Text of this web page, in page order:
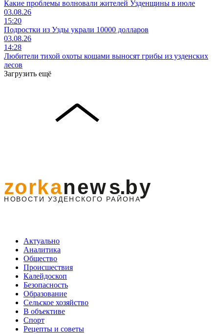
Какие проблемы волновали жителей Узденщины в июле
03.08.26
15:20
Подростки из Узды украли 10000 долларов
03.08.26
14:28
Любители тихой охоты кошами выносят грибы из узденских
лесов
Загрузить ещё
Актуально
Аналитика
Общество
Происшествия
Калейдоскоп
Безопасность
Образование
Сельское хозяйство
В объективе
Спорт
Рецепты и советы